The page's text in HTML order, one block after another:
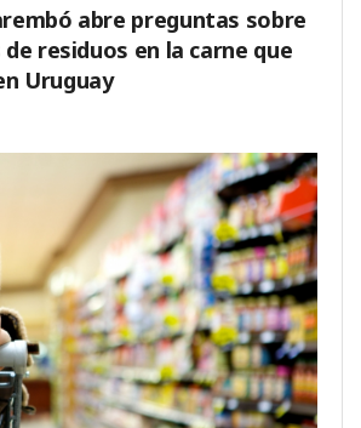
abre preguntas sobre
residuos en la carne que
Uruguay